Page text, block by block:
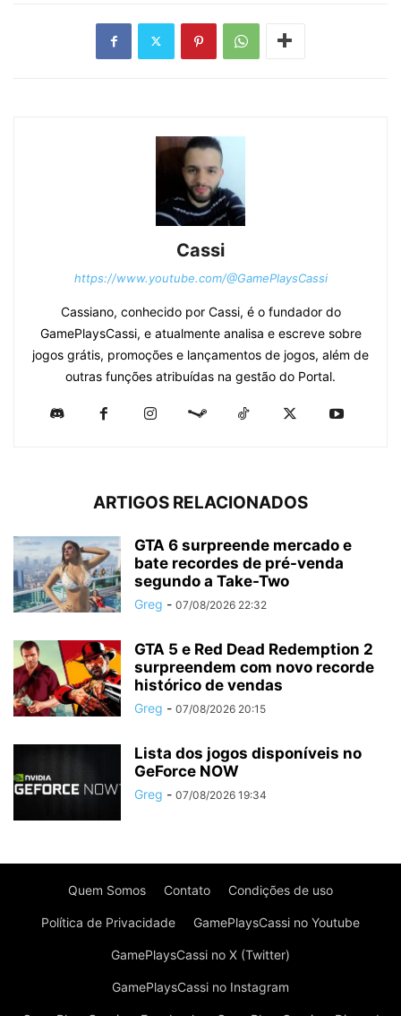
Cassi
https://www.youtube.com/@GamePlaysCassi
Cassiano, conhecido por Cassi, é o fundador do
GamePlaysCassi, e atualmente analisa e escreve sobre
jogos grátis, promoções e lançamentos de jogos, além de
outras funções atribuídas na gestão do Portal.
ARTIGOS RELACIONADOS
GTA 6 surpreende mercado e
bate recordes de pré-venda
segundo a Take-Two
Greg - 07/08/2026 22:32
GTA 5 e Red Dead Redemption 2
surpreendem com novo recorde
histórico de vendas
Greg - 07/08/2026 20:15
Lista dos jogos disponíveis no
GeForce NOW
Greg - 07/08/2026 19:34
Quem Somos Contato Condições de uso
Política de Privacidade GamePlaysCassi no Youtube
GamePlaysCassi no X (Twitter)
GamePlaysCassi no Instagram